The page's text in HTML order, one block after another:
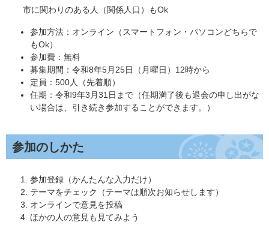
市に関わりのある人（関係人口）もOk
参加方法：オンライン（スマートフォン・パソコンどちらで
もOk）
参加費：無料
募集期間：令和8年5月25日（月曜日）12時から
定員：500人（先着順）
任期：令和9年3月31日まで（任期満了後も退会の申し出がな
い場合は、引き続き参加することができます。）
参加のしかた
参加登録（かんたんな入力だけ）
テーマをチェック（テーマは順次お知らせします）
オンラインで意見を投稿
ほかの人の意見も見てみよう